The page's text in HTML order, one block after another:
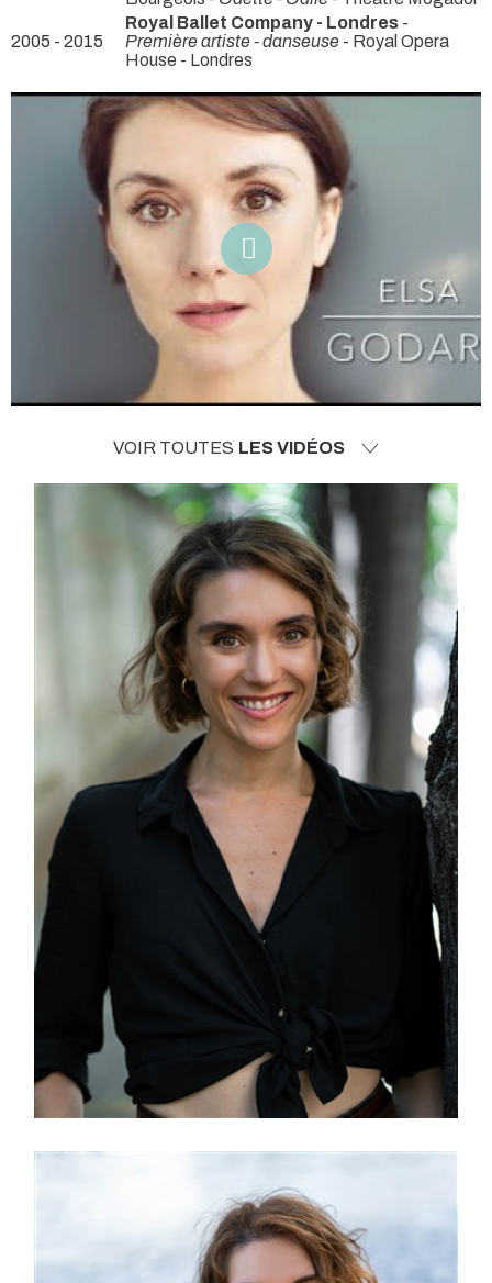
VOIR TOUTES LES VIDÉOS
2005 - 2015
Royal Ballet Company - Londres -
Première artiste - danseuse - Royal Opera
House - Londres